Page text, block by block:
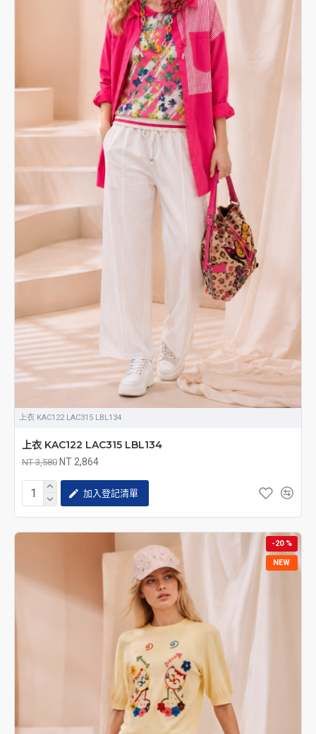
上衣 KAC122 LAC315 LBL134
上衣 KAC122 LAC315 LBL134
NT 3,580 NT 2,864
加入登記清單
NEW
-20 %